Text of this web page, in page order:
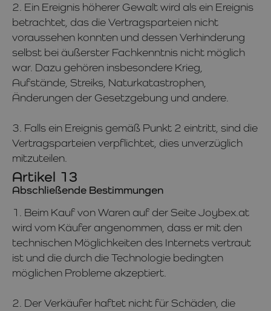
2. Ein Ereignis höherer Gewalt wird als ein Ereignis
betrachtet, das die Vertragsparteien nicht
voraussehen konnten und dessen Verhinderung
selbst bei äußerster Fachkenntnis nicht möglich
war. Dazu gehören insbesondere Krieg,
Aufstände, Streiks, Naturkatastrophen,
Änderungen der Gesetzgebung und andere.
3. Falls ein Ereignis gemäß Punkt 2 eintritt, sind die
Vertragsparteien verpflichtet, dies unverzüglich
mitzuteilen.
Artikel 13
Abschließende Bestimmungen
1. Beim Kauf von Waren auf der Seite Joybex.at
wird vom Käufer angenommen, dass er mit den
technischen Möglichkeiten des Internets vertraut
ist und die durch die Technologie bedingten
möglichen Probleme akzeptiert.
2. Der Verkäufer haftet nicht für Schäden, die